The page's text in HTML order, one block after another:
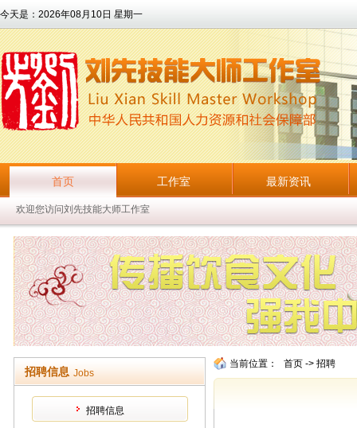
今天是： 2026年08月10日 星期一
首页
欢迎您访问刘先技能大师工作室
工作室 最新资讯
招聘信息 Jobs
招聘信息
当前位置： 首页 -> 招聘